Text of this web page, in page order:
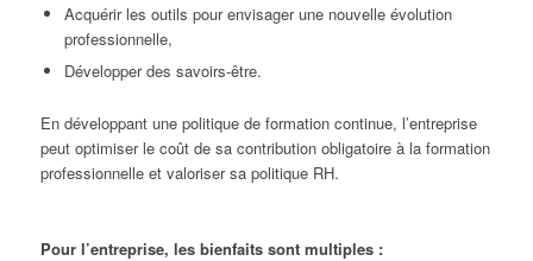
Acquérir les outils pour envisager une nouvelle évolution
professionnelle,
Développer des savoirs-être.
En développant une politique de formation continue, l’entreprise
peut optimiser le coût de sa contribution obligatoire à la formation
professionnelle et valoriser sa politique RH.
Pour l’entreprise, les bienfaits sont multiples :